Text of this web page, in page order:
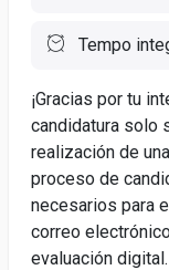
Tempo
¡Gracias por tu
candidatura solo
realización de
proceso de
necesarios para
correo
evaluación digital.